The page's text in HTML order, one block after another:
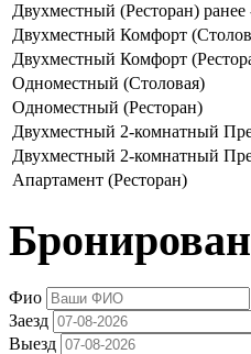
Двухместный (Ресторан)
Двухместный Комфорт
Двухместный Комфорт
Одноместный (Столовая)
Одноместный (Ресторан)
Двухместный 2-комнатный
Двухместный 2-комнатный
Апартамент (Ресторан)
Фио
Заезд
Выезд